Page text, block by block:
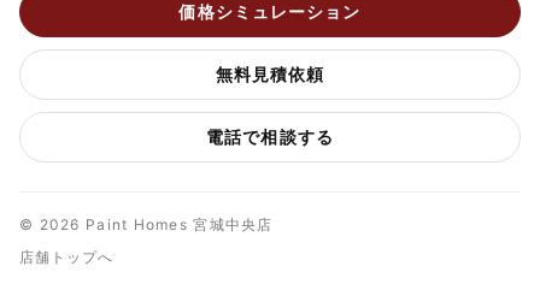
価格シミュレーション
無料見積依頼
電話で相談する
© 2026 Paint Homes 宮城中央店
店舗トップへ